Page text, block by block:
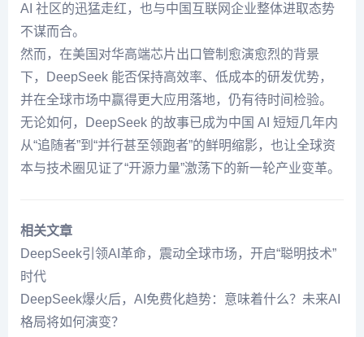
AI 社区的迅猛走红，也与中国互联网企业整体进取态势
不谋而合。
然而，在美国对华高端芯片出口管制愈演愈烈的背景
下，DeepSeek 能否保持高效率、低成本的研发优势，
并在全球市场中赢得更大应用落地，仍有待时间检验。
无论如何，DeepSeek 的故事已成为中国 AI 短短几年内
从“追随者”到“并行甚至领跑者”的鲜明缩影，也让全球资
本与技术圈见证了“开源力量”激荡下的新一轮产业变革。
相关文章
DeepSeek引领AI革命，震动全球市场，开启“聪明技术”
时代
DeepSeek爆火后，AI免费化趋势：意味着什么？未来AI
格局将如何演变？